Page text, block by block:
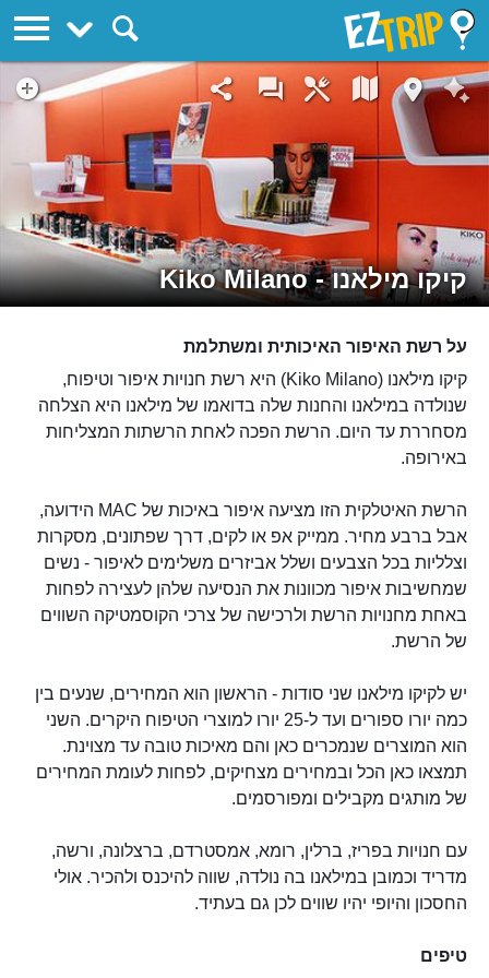
קיקו מילאנו - Kiko Milano
על רשת האיפור האיכותית ומשתלמת
קיקו מילאנו (Kiko Milano) היא רשת חנויות איפור וטיפוח,
שנולדה במילאנו והחנות שלה בדואמו של מילאנו היא הצלחה
מסחררת עד היום. הרשת הפכה לאחת הרשתות המצליחות
באירופה.
הרשת האיטלקית הזו מציעה איפור באיכות של MAC הידועה,
אבל ברבע מחיר. ממייק אפ או לקים, דרך שפתונים, מסקרות
וצלליות בכל הצבעים ושלל אביזרים משלימים לאיפור - נשים
שמחשיבות איפור מכוונות את הנסיעה שלהן לעצירה לפחות
באחת מחנויות הרשת ולרכישה של צרכי הקוסמטיקה השווים
של הרשת.
יש לקיקו מילאנו שני סודות - הראשון הוא המחירים, שנעים בין
כמה יורו ספורים ועד ל-25 יורו למוצרי הטיפוח היקרים. השני
הוא המוצרים שנמכרים כאן והם מאיכות טובה עד מצוינת.
תמצאו כאן הכל ובמחירים מצחיקים, לפחות לעומת המחירים
של מותגים מקבילים ומפורסמים.
עם חנויות בפריז, ברלין, רומא, אמסטרדם, ברצלונה, ורשה,
מדריד וכמובן במילאנו בה נולדה, שווה להיכנס ולהכיר. אולי
החסכון והיופי יהיו שווים לכן גם בעתיד.
טיפים
EZTrip